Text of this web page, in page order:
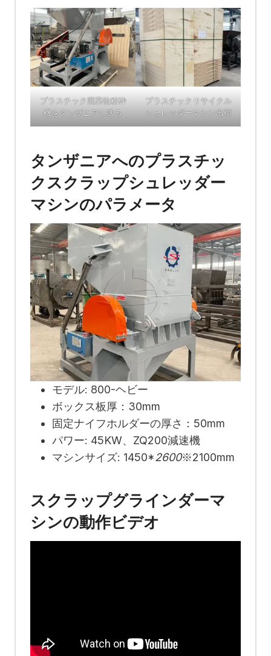
プラスチック廃棄物粉砕
機をタンザニアに送る
プラスチックリサイクル
シュレッダーマシン出荷
タンザニアへのプラスチッ
クスクラップシュレッダー
マシンのパラメータ
モデル: 800-ヘビー
ボックス板厚：30mm
固定ナイフホルダーの厚さ：50mm
パワー: 45KW、ZQ200減速機
マシンサイズ: 1450*2600※2100mm
スクラップグラインダーマ
シンの動作ビデオ